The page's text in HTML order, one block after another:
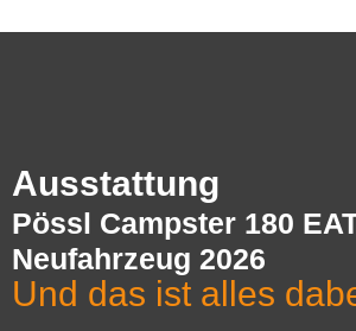
Ausstattung
Pössl Campster 180
Neufahrzeug 2026
Und das ist alles